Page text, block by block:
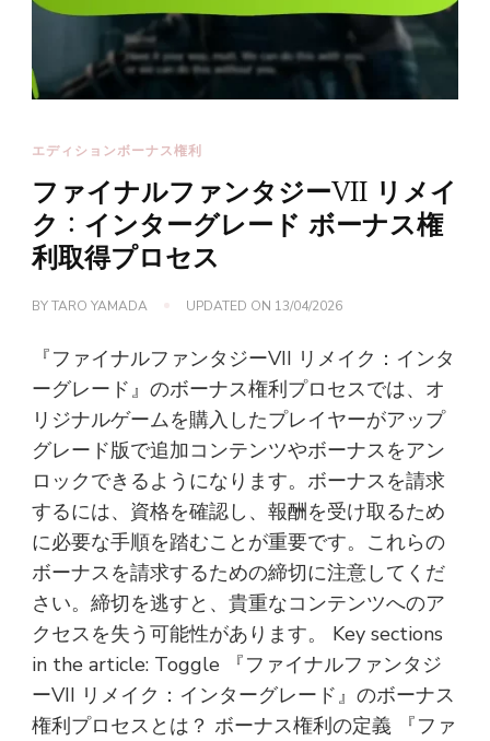
エディションボーナス権利
ファイナルファンタジーVII リメイ
ク：インターグレード ボーナス権
利取得プロセス
BYTARO YAMADA UPDATED ON 13/04/2026
『ファイナルファンタジーVII リメイク：インタ
ーグレード』のボーナス権利プロセスでは、オ
リジナルゲームを購入したプレイヤーがアップ
グレード版で追加コンテンツやボーナスをアン
ロックできるようになります。ボーナスを請求
するには、資格を確認し、報酬を受け取るため
に必要な手順を踏むことが重要です。これらの
ボーナスを請求するための締切に注意してくだ
さい。締切を逃すと、貴重なコンテンツへのア
クセスを失う可能性があります。 Key sections
in the article: Toggle 『ファイナルファンタジ
ーVII リメイク：インターグレード』のボーナス
権利プロセスとは？ ボーナス権利の定義 『ファ